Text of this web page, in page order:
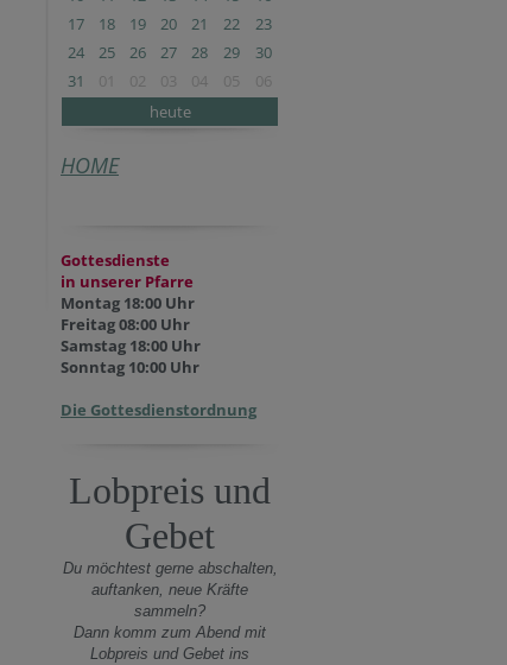
17
18 19 20 21 22
23
24
25 26 27 28 29
30
31
01 02 03 04 05
06
heute
HOME
Gottesdienste
in unserer Pfarre
Montag 18:00 Uhr
Freitag 08:00 Uhr
Samstag 18:00 Uhr
Sonntag 10:00 Uhr
Die Gottesdienstordnung
Lobpreis und
Gebet
Du möchtest gerne abschalten,
auftanken, neue Kräfte
sammeln?
Dann komm zum Abend mit
Lobpreis und Gebet ins